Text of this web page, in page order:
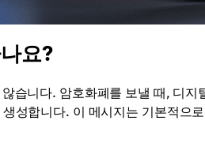
요?
습니다. 암호화폐를 보낼 때, 디
성합니다. 이 메시지는 기본적으